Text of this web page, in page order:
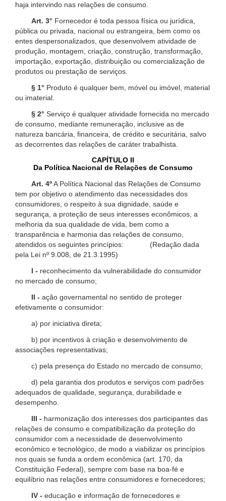
haja intervindo nas relações de consumo.
Art. 3° Fornecedor é toda pessoa física ou jurídica,
pública ou privada, nacional ou estrangeira, bem como os
entes despersonalizados, que desenvolvem atividade de
produção, montagem, criação, construção, transformação,
importação, exportação, distribuição ou comercialização de
produtos ou prestação de serviços.
§ 1° Produto é qualquer bem, móvel ou imóvel, material
ou imaterial.
§ 2° Serviço é qualquer atividade fornecida no mercado
de consumo, mediante remuneração, inclusive as de
natureza bancária, financeira, de crédito e securitária, salvo
as decorrentes das relações de caráter trabalhista.
CAPÍTULO II
Da Política Nacional de Relações de Consumo
Art. 4ºA Política Nacional das Relações de Consumo
tem por objetivo o atendimento das necessidades dos
consumidores, o respeito à sua dignidade, saúde e
segurança, a proteção de seus interesses econômicos, a
melhoria da sua qualidade de vida, bem como a
transparência e harmonia das relações de consumo,
atendidos os seguintes princípios: (Redação dada
pela Lei nº 9.008, de 21.3.1995)
I - reconhecimento da vulnerabilidade do consumidor
no mercado de consumo;
II - ação governamental no sentido de proteger
efetivamente o consumidor:
a) por iniciativa direta;
b) por incentivos à criação e desenvolvimento de
associações representativas;
c) pela presença do Estado no mercado de consumo;
d) pela garantia dos produtos e serviços com padrões
adequados de qualidade, segurança, durabilidade e
desempenho.
III - harmonização dos interesses dos participantes das
relações de consumo e compatibilização da proteção do
consumidor com a necessidade de desenvolvimento
econômico e tecnológico, de modo a viabilizar os princípios
nos quais se funda a ordem econômica (art. 170, da
Constituição Federal), sempre com base na boa-fé e
equilíbrio nas relações entre consumidores e fornecedores;
IV - educação e informação de fornecedores e